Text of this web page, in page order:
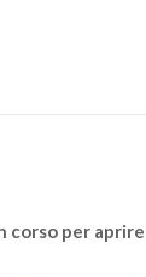
per